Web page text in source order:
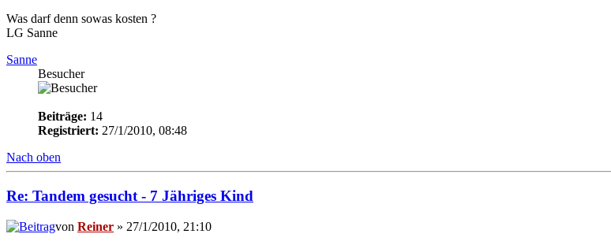
Was darf denn sowas kosten ?
LG Sanne
Sanne
Besucher
Beiträge: 14
Registriert: 27/1/2010, 08:48
Nach oben
Re: Tandem gesucht - 7 Jähriges Kind
von Reiner » 27/1/2010, 21:10